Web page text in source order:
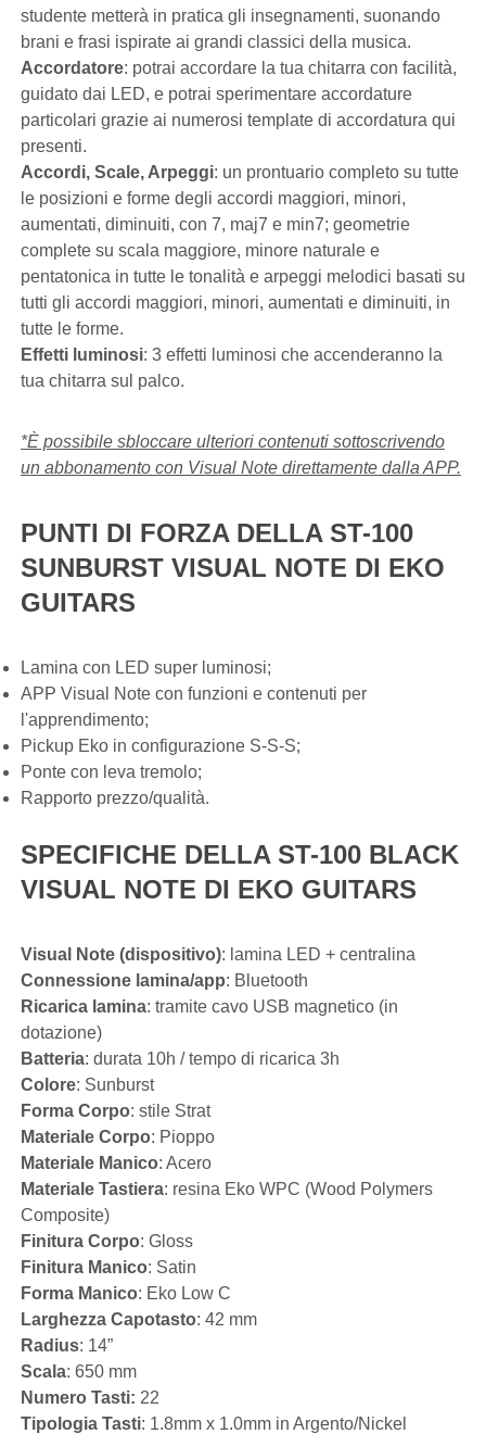
studente metterà in pratica gli insegnamenti, suonando
brani e frasi ispirate ai grandi classici della musica.
Accordatore: potrai accordare la tua chitarra con facilità,
guidato dai LED, e potrai sperimentare accordature
particolari grazie ai numerosi template di accordatura qui
presenti.
Accordi, Scale, Arpeggi: un prontuario completo su tutte
le posizioni e forme degli accordi maggiori, minori,
aumentati, diminuiti, con 7, maj7 e min7; geometrie
complete su scala maggiore, minore naturale e
pentatonica in tutte le tonalità e arpeggi melodici basati su
tutti gli accordi maggiori, minori, aumentati e diminuiti, in
tutte le forme.
Effetti luminosi: 3 effetti luminosi che accenderanno la
tua chitarra sul palco.
*È possibile sbloccare ulteriori contenuti sottoscrivendo
un abbonamento con Visual Note direttamente dalla APP.
PUNTI DI FORZA DELLA ST-100
SUNBURST VISUAL NOTE DI EKO
GUITARS
Lamina con LED super luminosi;
APP Visual Note con funzioni e contenuti per
l'apprendimento;
Pickup Eko in configurazione S-S-S;
Ponte con leva tremolo;
Rapporto prezzo/qualità.
SPECIFICHE DELLA ST-100 BLACK
VISUAL NOTE DI EKO GUITARS
Visual Note (dispositivo): lamina LED + centralina
Connessione lamina/app: Bluetooth
Ricarica lamina: tramite cavo USB magnetico (in
dotazione)
Batteria: durata 10h / tempo di ricarica 3h
Colore: Sunburst
Forma Corpo: stile Strat
Materiale Corpo: Pioppo
Materiale Manico: Acero
Materiale Tastiera: resina Eko WPC (Wood Polymers
Composite)
Finitura Corpo: Gloss
Finitura Manico: Satin
Forma Manico: Eko Low C
Larghezza Capotasto: 42 mm
Radius: 14”
Scala: 650 mm
Numero Tasti: 22
Tipologia Tasti: 1.8mm x 1.0mm in Argento/Nickel